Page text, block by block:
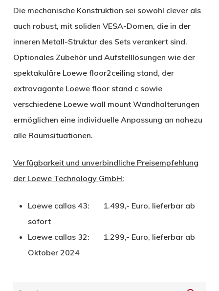
Die mechanische Konstruktion sei sowohl clever als
auch robust, mit soliden VESA-Domen, die in der
inneren Metall-Struktur des Sets verankert sind.
Optionales Zubehör und Aufstelllösungen wie der
spektakuläre Loewe floor2ceiling stand, der
extravagante Loewe floor stand c sowie
verschiedene Loewe wall mount Wandhalterungen
ermöglichen eine individuelle Anpassung an nahezu
alle Raumsituationen.
Verfügbarkeit und unverbindliche Preisempfehlung
der Loewe Technology GmbH:
Loewe callas 43: 1.499,- Euro, lieferbar ab
sofort
Loewe callas 32: 1.299,- Euro, lieferbar ab
Oktober 2024